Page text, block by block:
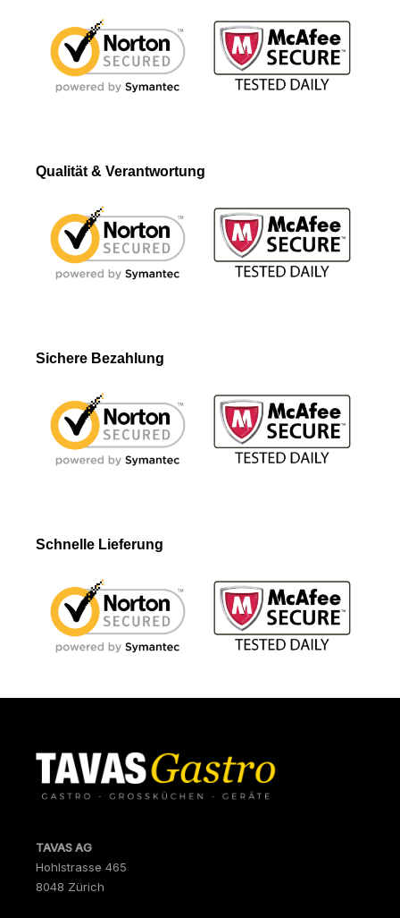
Qualität & Verantwortung
Sichere Bezahlung
Schnelle Lieferung
TAVAS AG
Hohlstrasse 465
8048 Zürich